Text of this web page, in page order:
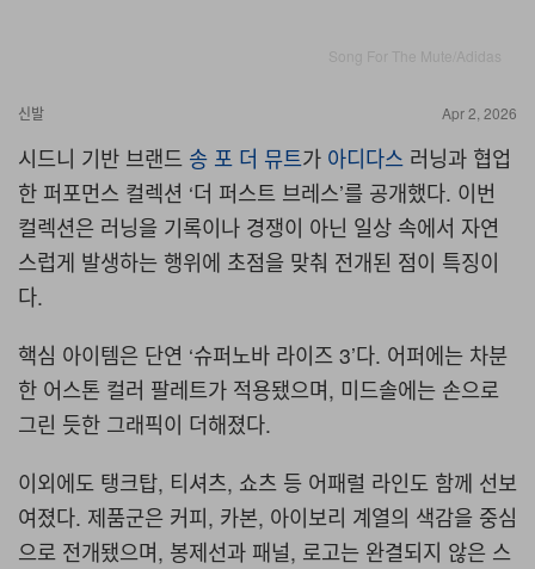
신발 Apr 2, 2026
시드니 기반 브랜드 송 포 더 뮤트가 아디다스 러닝과 협업
한 퍼포먼스 컬렉션 ‘더 퍼스트 브레스’를 공개했다. 이번
컬렉션은 러닝을 기록이나 경쟁이 아닌 일상 속에서 자연
스럽게 발생하는 행위에 초점을 맞춰 전개된 점이 특징이
다.
핵심 아이템은 단연 ‘슈퍼노바 라이즈 3’다. 어퍼에는 차분
한 어스톤 컬러 팔레트가 적용됐으며, 미드솔에는 손으로
그린 듯한 그래픽이 더해졌다.
이외에도 탱크탑, 티셔츠, 쇼츠 등 어패럴 라인도 함께 선보
여졌다. 제품군은 커피, 카본, 아이보리 계열의 색감을 중심
으로 전개됐으며, 봉제선과 패널, 로고는 완결되지 않은 스